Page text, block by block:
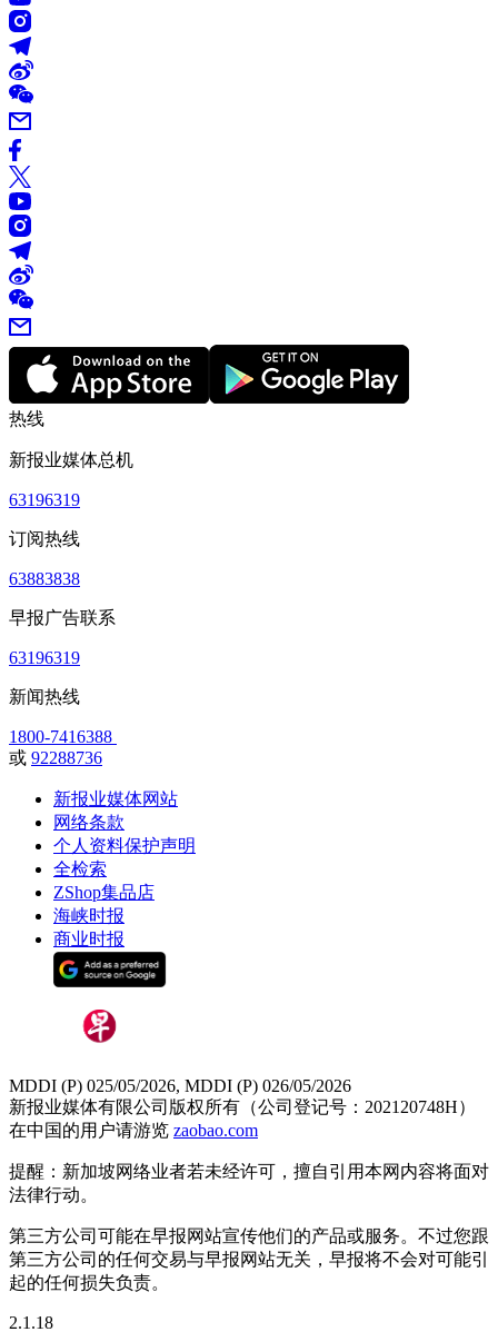
热线
新报业媒体总机
63196319
订阅热线
63883838
早报广告联系
63196319
新闻热线
1800-7416388
或 92288736
新报业媒体网站
网络条款
个人资料保护声明
全检索
ZShop集品店
海峡时报
商业时报
MDDI (P) 025/05/2026, MDDI (P) 026/05/2026
新报业媒体有限公司版权所有（公司登记号：202120748H）
在中国的用户请游览 zaobao.com
提醒：新加坡网络业者若未经许可，擅自引用本网内容将面对
法律行动。
第三方公司可能在早报网站宣传他们的产品或服务。不过您跟
第三方公司的任何交易与早报网站无关，早报将不会对可能引
起的任何损失负责。
2.1.18